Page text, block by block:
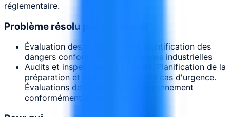
réglementaire.
Problème résolu par ce conseil
Évaluation des risques HSE et identification des
dangers conformément aux normes industrielles
Audits et inspections de sécurité. Planification de la
préparation et de l'intervention en cas d'urgence.
Évaluations de l'impact sur l'environnement
conformément à l'indsutrie